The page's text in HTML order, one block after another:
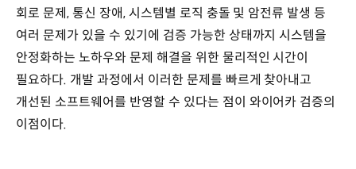
회로 문제, 통신 장애, 시스템별 로직 충돌 및 암전류 발생 등
여러 문제가 있을 수 있기에 검증 가능한 상태까지 시스템을
안정화하는 노하우와 문제 해결을 위한 물리적인 시간이
필요하다. 개발 과정에서 이러한 문제를 빠르게 찾아내고
개선된 소프트웨어를 반영할 수 있다는 점이 와이어카 검증의
이점이다.